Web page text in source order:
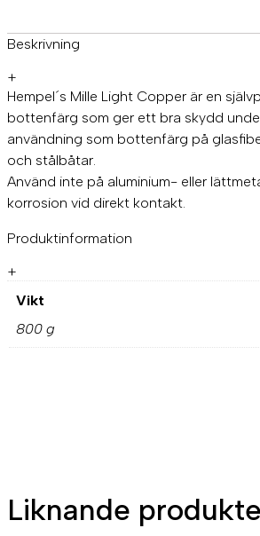
v
a
r
:
6
8
9
0
0
k
r
6
8
9
,
0
0
r
.
C
p
e
r
D
o
v
W
i
e
0
7
5
Beskrivning
+
Hempel´s Mille Light Copper är en
bottenfärg som ger ett bra skydd
användning som bottenfärg på
och stålbåtar.
Använd inte på aluminium- eller
korrosion vid direkt kontakt.
Produktinformation
+
Vikt
800 g
Liknande